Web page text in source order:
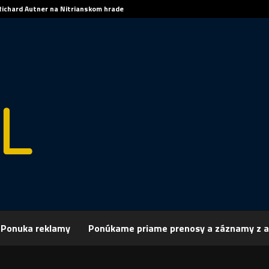
Autner na Nitrianskom hrade
Ponuka reklamy Ponúkame priame prenosy a záznamy z
Archív Šport ŠPORT: FUTBAL: FC Žochári nestratili ani jediný bod